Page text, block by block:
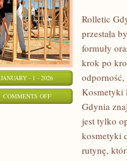
JANUARY - 1 - 2026
COMMENTS OFFON
KOSMETYKI
NATURALNE
ORGANICZNE
Rolletic
przestała
formuły
krok po
Kosmetyki
Gdynia
jest tylko
kosmetyki
rutynę,